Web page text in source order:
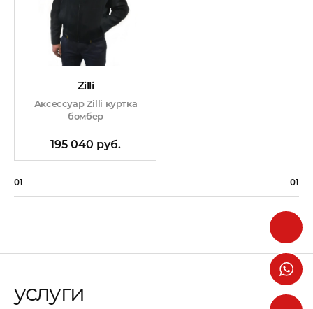
Zilli
Аксессуар Zilli куртка
бомбер
195 040 руб.
01 01
услуги